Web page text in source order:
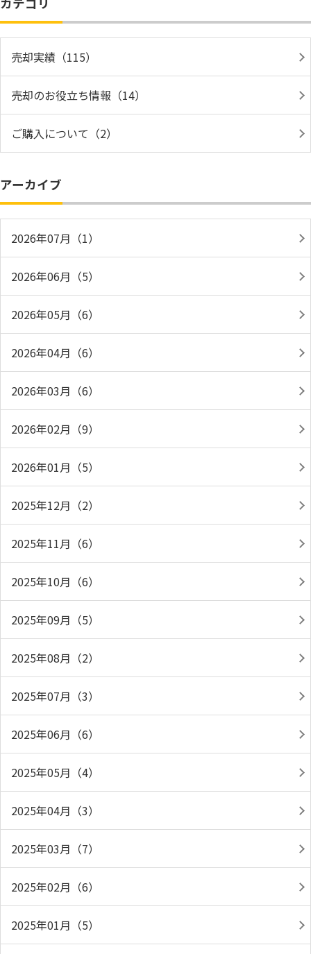
売却実績（115）
売却のお役立ち情報（14）
ご購入について（2）
アーカイブ
2026年07月（1）
2026年06月（5）
2026年05月（6）
2026年04月（6）
2026年03月（6）
2026年02月（9）
2026年01月（5）
2025年12月（2）
2025年11月（6）
2025年10月（6）
2025年09月（5）
2025年08月（2）
2025年07月（3）
2025年06月（6）
2025年05月（4）
2025年04月（3）
2025年03月（7）
2025年02月（6）
2025年01月（5）